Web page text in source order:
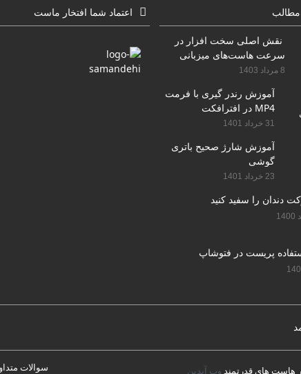
مطالب
نقش اصلی سخت افزار در
سرعت هاست‌های میزبانی
سایت
8 مرداد 1403
آموزش رندر گیری با فرمت
MP4 در افترافکت
31 خرداد 1401
آموزش شارژ صحیح باتری
گوشی
23 خرداد 1401
پریست در فتوشاپ
اعتماد شما افتخار ماست
های قدرتمند وب آیدین سوالات